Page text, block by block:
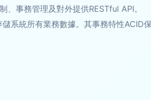
事務管理及對外提供RESTful API。
儲系統所有業務數據。其事務特性